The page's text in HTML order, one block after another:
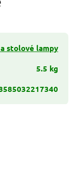
stolové lampy
5.5 kg